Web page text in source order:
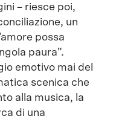
– riesce poi,
un
possa
paura”.
emotivo mai del
scenica che
alla musica, la
di una